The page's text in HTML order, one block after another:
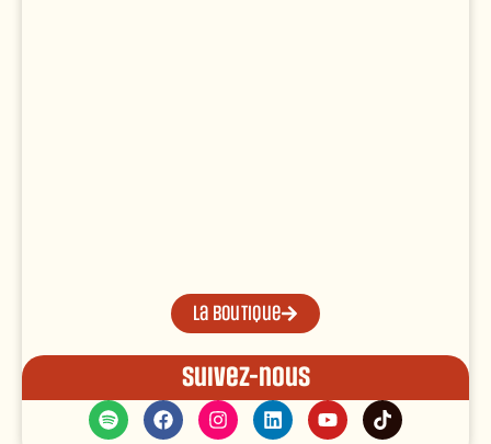
La boutique
Suivez-nous